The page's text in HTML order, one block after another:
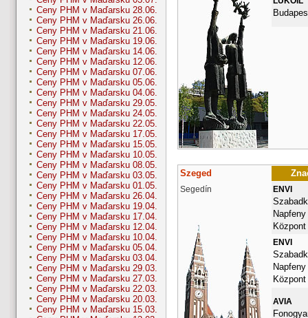
Ceny PHM v Maďarsku 28.06.
Ceny PHM v Maďarsku 26.06.
Ceny PHM v Maďarsku 21.06.
Ceny PHM v Maďarsku 19.06.
Ceny PHM v Maďarsku 14.06.
Ceny PHM v Maďarsku 12.06.
Ceny PHM v Maďarsku 07.06.
Ceny PHM v Maďarsku 05.06.
Ceny PHM v Maďarsku 04.06.
Ceny PHM v Maďarsku 29.05.
Ceny PHM v Maďarsku 24.05.
Ceny PHM v Maďarsku 22.05.
Ceny PHM v Maďarsku 17.05.
Ceny PHM v Maďarsku 15.05.
Ceny PHM v Maďarsku 10.05.
Ceny PHM v Maďarsku 08.05.
Ceny PHM v Maďarsku 03.05.
Ceny PHM v Maďarsku 01.05.
Ceny PHM v Maďarsku 26.04.
Ceny PHM v Maďarsku 19.04.
Ceny PHM v Maďarsku 17.04.
Ceny PHM v Maďarsku 12.04.
Ceny PHM v Maďarsku 10.04.
Ceny PHM v Maďarsku 05.04.
Ceny PHM v Maďarsku 03.04.
Ceny PHM v Maďarsku 29.03.
Ceny PHM v Maďarsku 27.03.
Ceny PHM v Maďarsku 22.03.
Ceny PHM v Maďarsku 20.03.
Ceny PHM v Maďarsku 15.03.
Szeged
Segedín ENVI
ENVI
AVIA